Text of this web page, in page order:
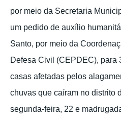
por meio da Secretaria
um pedido de auxílio
Santo, por meio da
Defesa Civil (CEPDEC), para
casas afetadas pelos
chuvas que caíram no distrito
segunda-feira, 22 e